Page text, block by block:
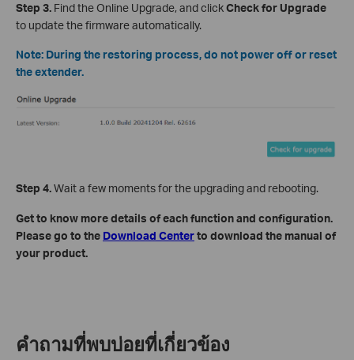
Step 3. Find the Online Upgrade, and clickCheck for Upgrade
to update the firmware automatically.
Note: During the restoring process, do not power off or reset
the extender.
Step 4.Wait a few moments for the upgrading and rebooting.
Get to know more details of each function and configuration.
Please go to the Download Centerto download the manual of
your product.
คำถามที่พบบ่อยที่เกี่ยวข้อง